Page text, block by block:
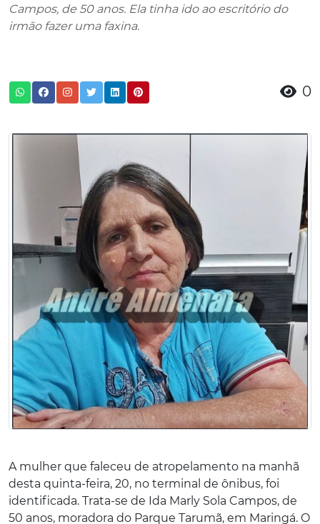
Campos, de 50 anos. Ela tinha ido ao escritório do
irmão fazer uma faxina.
0
A mulher que faleceu de atropelamento na manhã
desta quinta-feira, 20, no terminal de ônibus, foi
identificada. Trata-se de Ida Marly Sola Campos, de
50 anos, moradora do Parque Tarumã, em Maringá. O